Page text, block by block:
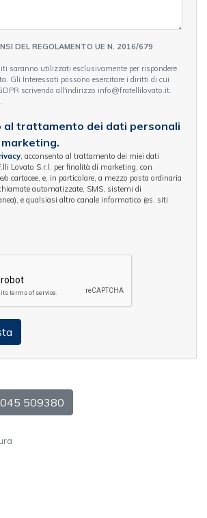
DEL REGOLAMENTO UE N. 2016/679
saranno utilizzati esclusivamente per rispondere
Gli Interessati possono esercitare i diritti di cui
agli artt. 15 - 23 del GDPR scrivendo all'indirizzo info@fratellilovato.it.
al trattamento dei dati personali
, acconsento al trattamento dei miei dati
Lovato S.r.l. per finalità di marketing, con
o cartacee, e, in particolare, a mezzo posta ordinaria
automatizzate, SMS, sistemi di
e qualsiasi altro canale informatico (es. siti
045 509380